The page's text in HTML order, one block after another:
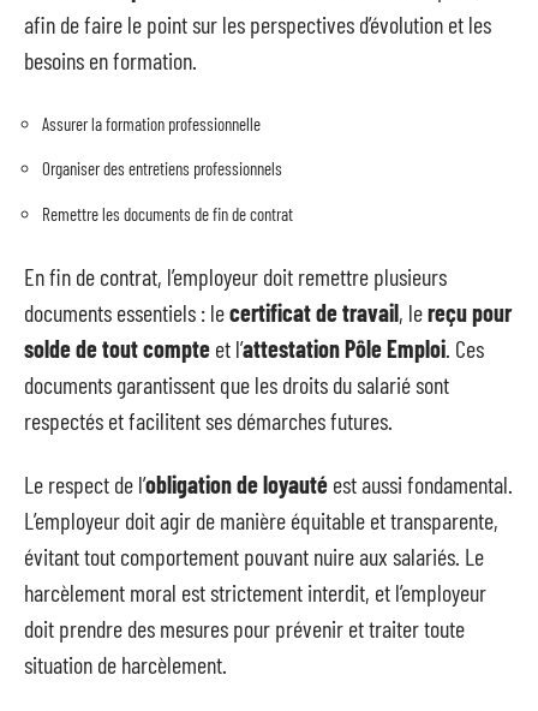
afin de faire le point sur les perspectives d’évolution et les
besoins en formation.
Assurer la formation professionnelle
Organiser des entretiens professionnels
Remettre les documents de fin de contrat
En fin de contrat, l’employeur doit remettre plusieurs
documents essentiels : lecertificat de travail, lereçu pour
solde de tout compte et l’attestation Pôle Emploi. Ces
documents garantissent que les droits du salarié sont
respectés et facilitent ses démarches futures.
Le respect de l’obligation de loyauté est aussi fondamental.
L’employeur doit agir de manière équitable et transparente,
évitant tout comportement pouvant nuire aux salariés. Le
harcèlement moral est strictement interdit, et l’employeur
doit prendre des mesures pour prévenir et traiter toute
situation de harcèlement.